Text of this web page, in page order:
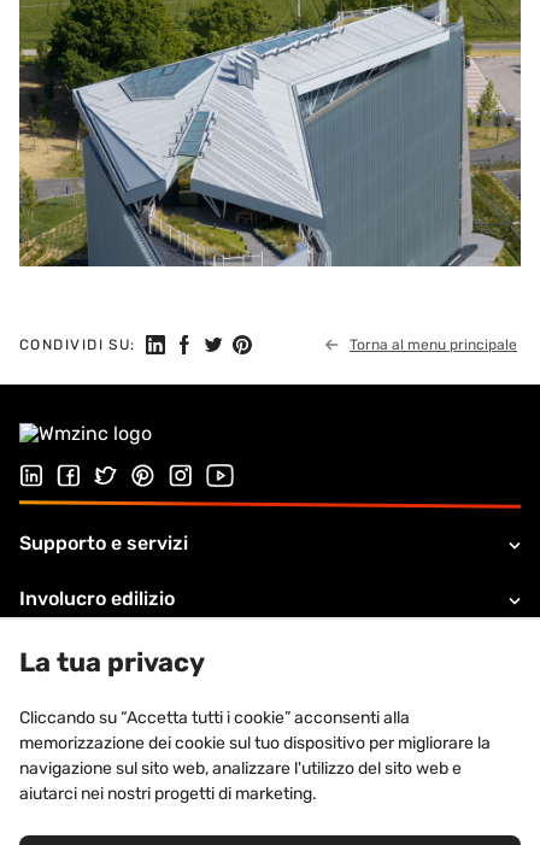
CONDIVIDI SU: Seguici su Linkedin
Condividi su Facebook
Condividi su Twitter
Condividi su PinterestTorna al menu principale
Seguici su LinkedIn
Seguici su Facebook
Seguici su Twitter
Seguici su Pinterest
Seguici su Instagram
Visita il nostro canale Youtube
Supporto e servizi
Involucro edilizio
A proposito di VMZINC
Informazioni legali
Contatti
La tua privacy
Cliccando su “Accetta tutti i cookie” acconsenti alla
memorizzazione dei cookie sul tuo dispositivo per migliorare la
navigazione sul sito web, analizzare l'utilizzo del sito web e
aiutarci nei nostri progetti di marketing.